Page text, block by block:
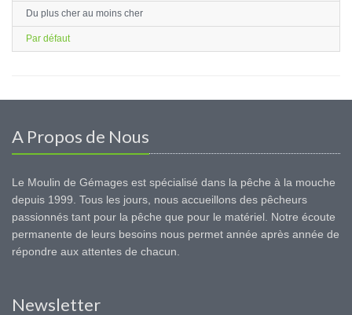
Du plus cher au moins cher
Par défaut
A Propos de Nous
Le Moulin de Gémages est spécialisé dans la pêche à la mouche
depuis 1999. Tous les jours, nous accueillons des pêcheurs
passionnés tant pour la pêche que pour le matériel. Notre écoute
permanente de leurs besoins nous permet année après année de
répondre aux attentes de chacun.
Newsletter